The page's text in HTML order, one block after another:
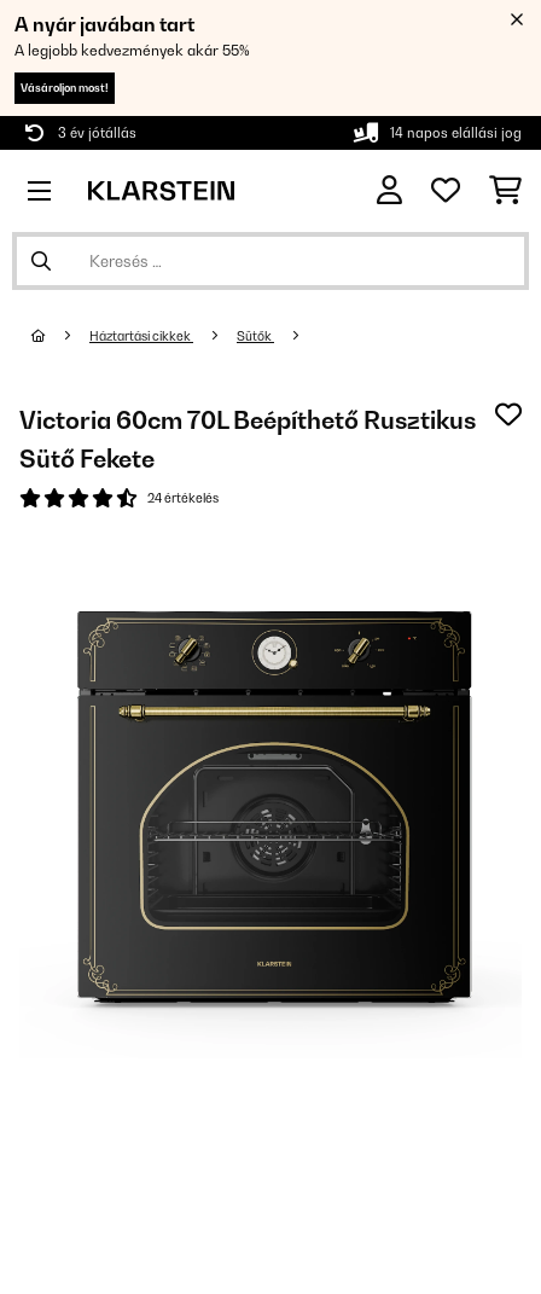
A nyár javában tart
A legjobb kedvezmények akár 55%
Vásároljon most!
3 év jótállás 14 napos elállási jog
Háztartási cikkek Sütők
Victoria 60cm 70L Beépíthető Rusztikus
Sütő Fekete
24 értékelés